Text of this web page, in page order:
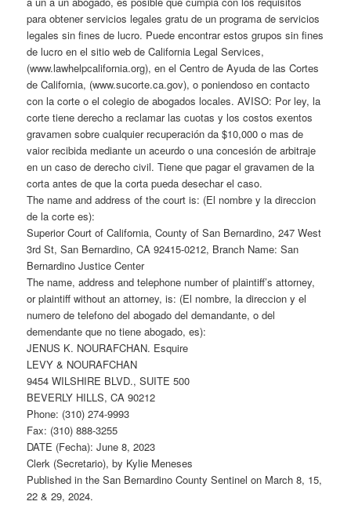
para obtener servicios legales gratu de un programa de servicios
legales sin fines de lucro. Puede encontrar estos grupos sin fines
de lucro en el sitio web de California Legal Services,
(www.lawhelpcalifornia.org), en el Centro de Ayuda de las Cortes
de California, (www.sucorte.ca.gov), o poniendoso en contacto
con la corte o el colegio de abogados locales. AVISO: Por ley, la
corte tiene derecho a reclamar las cuotas y los costos exentos
gravamen sobre cualquier recuperación da $10,000 o mas de
vaior recibida mediante un aceurdo o una concesión de arbitraje
en un caso de derecho civil. Tiene que pagar el gravamen de la
corta antes de que la corta pueda desechar el caso.
The name and address of the court is: (El nombre y la direccion
de la corte es):
Superior Court of California, County of San Bernardino, 247 West
3rd St, San Bernardino, CA 92415-0212, Branch Name: San
Bernardino Justice Center
The name, address and telephone number of plaintiff’s attorney,
or plaintiff without an attorney, is: (El nombre, la direccion y el
numero de telefono del abogado del demandante, o del
demendante que no tiene abogado, es):
JENUS K. NOURAFCHAN. Esquire
LEVY & NOURAFCHAN
9454 WILSHIRE BLVD., SUITE 500
BEVERLY HILLS, CA 90212
Phone: (310) 274-9993
Fax: (310) 888-3255
DATE (Fecha): June 8, 2023
Clerk (Secretario), by Kylie Meneses
Published in the San Bernardino County Sentinel on March 8, 15,
22 & 29, 2024.